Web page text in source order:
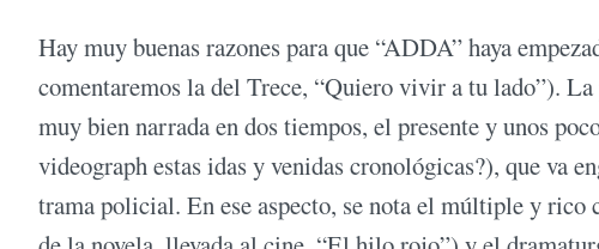
Hay muy buenas razones para que “ADDA” haya
comentaremos la del Trece, “Quiero vivir a tu lado”).
muy bien narrada en dos tiempos, el presente y unos
videograph estas idas y venidas cronológicas?), que va
trama policial. En ese aspecto, se nota el múltiple y